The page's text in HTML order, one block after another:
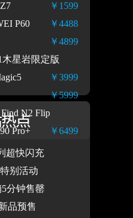
￥1599
￥4488
P60
￥4899
木星岩限定版
￥3999
￥5999
N2 Flip
￥6499
Pro+
超快闪充
别活动
分钟售罄
品预售